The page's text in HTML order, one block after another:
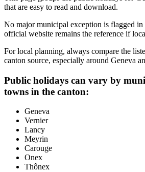
that are easy to read and download.
No major municipal exception is flagged in
official website remains the reference if
For local planning, always compare the
canton source, especially around Geneva
Public holidays can vary by
towns in the canton:
Geneva
Vernier
Lancy
Meyrin
Carouge
Onex
Thônex